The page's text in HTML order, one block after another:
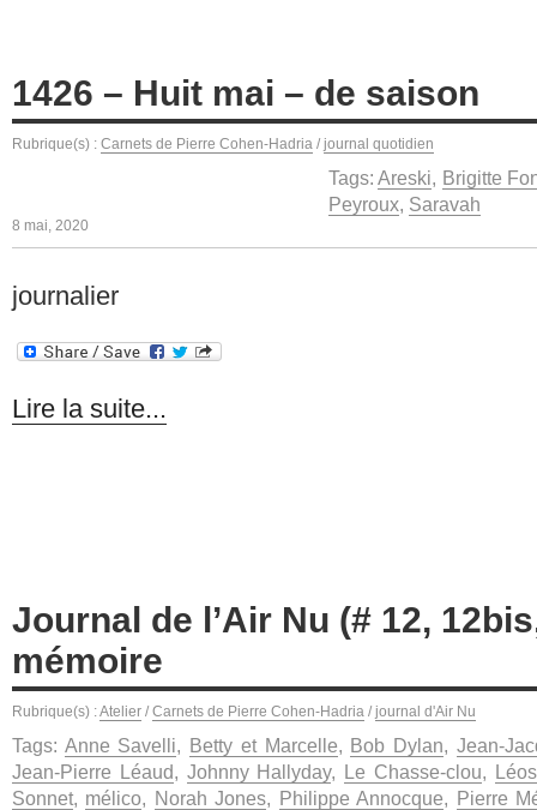
1426 – Huit mai – de saison
Rubrique(s) : Carnets de Pierre Cohen-Hadria / journal quotidien
Tags:Areski, Brigitte
Peyroux, Saravah
8 mai, 2020
journalier
Lire la suite...
Journal de l’Air Nu (# 12,
mémoire
Rubrique(s) :Atelier / Carnets de Pierre Cohen-Hadria / journal d'Air Nu
Tags: Anne Savelli, Betty et Marcelle, Bob Dylan, Jean-
Jean-Pierre Léaud, Johnny Hallyday, Le Chasse-clou,
Sonnet, mélico, Norah Jones, Philippe Annocque, Pierre